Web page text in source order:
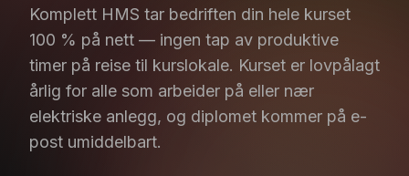
Komplett HMS tar bedriften din hele kurset
100 % på nett — ingen tap av produktive
timer på reise til kurslokale. Kurset er lovpålagt
årlig for alle som arbeider på eller nær
elektriske anlegg, og diplomet kommer på e-
post umiddelbart.